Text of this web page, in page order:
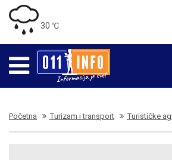
30 ℃
Početna Turizam i transport Turističke